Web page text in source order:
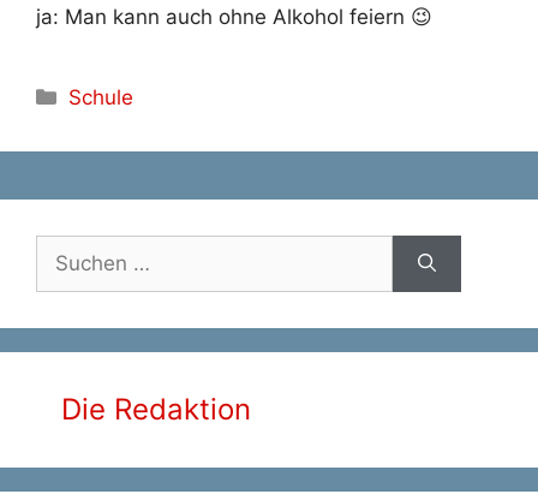
ja: Man kann auch ohne Alkohol feiern 😉
Kategorien
Schule
Suche
nach:
Die Redaktion